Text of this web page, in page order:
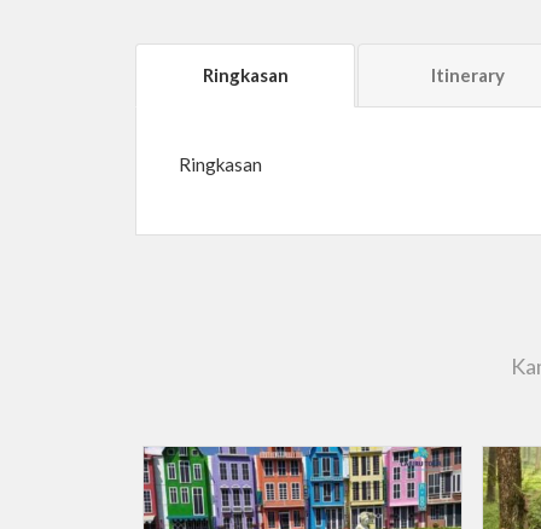
Ringkasan Itinerary
Ringkasan